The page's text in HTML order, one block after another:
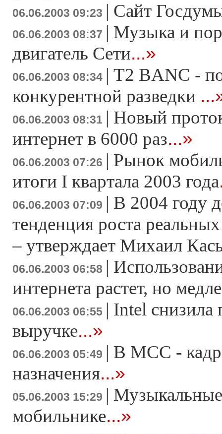
06.06.2003 09:23 | Сайт
06.06.2003 08:37 | Музыка и
двигатель Сети...»
06.06.2003 08:34 | T2 BANC -
конкурентной разведки
06.06.2003 08:31 | Новый
интернет в 6000 раз...»
06.06.2003 07:26 | Рынок
итоги I квартала 2003 года
06.06.2003 07:09 | В 2004 году
тенденция роста
– утверждает Михаил
06.06.2003 06:58 |
интернета растет, но
06.06.2003 06:55 | Intel снизила
выручке...»
06.06.2003 05:49 | В МСС -
назначения...»
05.06.2003 15:29 |
мобильнике...»